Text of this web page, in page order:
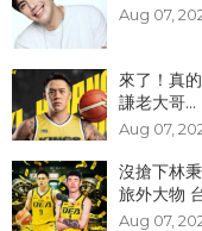
Aug 07,
來了！真
謙老大哥...
Aug 07,
沒搶下林
旅外大物
Aug 07,